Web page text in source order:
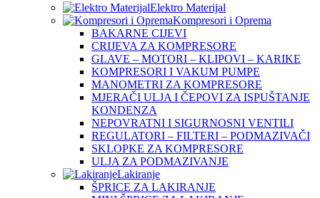
Elektro Materijal
Kompresori i Oprema
BAKARNE CIJEVI
CRIJEVA ZA KOMPRESORE
GLAVE – MOTORI – KLIPOVI – KARIKE
KOMPRESORI I VAKUM PUMPE
MANOMETRI ZA KOMPRESORE
MJERAČI ULJA I ČEPOVI ZA ISPUŠTANJE
KONDENZA
NEPOVRATNI I SIGURNOSNI VENTILI
REGULATORI – FILTERI – PODMAZIVAČI
SKLOPKE ZA KOMPRESORE
ULJA ZA PODMAZIVANJE
Lakiranje
ŠPRICE ZA LAKIRANJE